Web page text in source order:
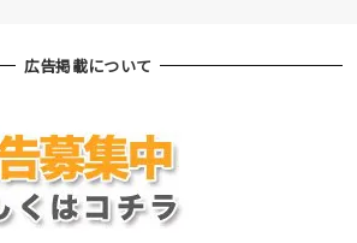
広告掲載について